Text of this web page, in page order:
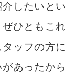
したいと
ひともこ
ッフの方
あったから